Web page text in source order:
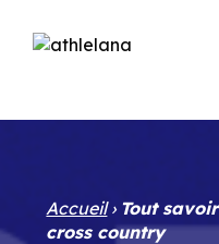
Accueil› Tout
cross country